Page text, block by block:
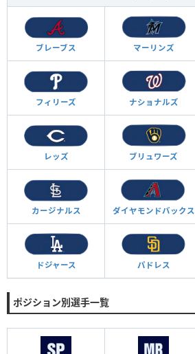
ブレーブス マーリンズ
フィリーズ ナショナルズ
レッズ ブリュワーズ
カージナルス ダイヤモンドバックス
ドジャース パドレス
ポジション別選手一覧